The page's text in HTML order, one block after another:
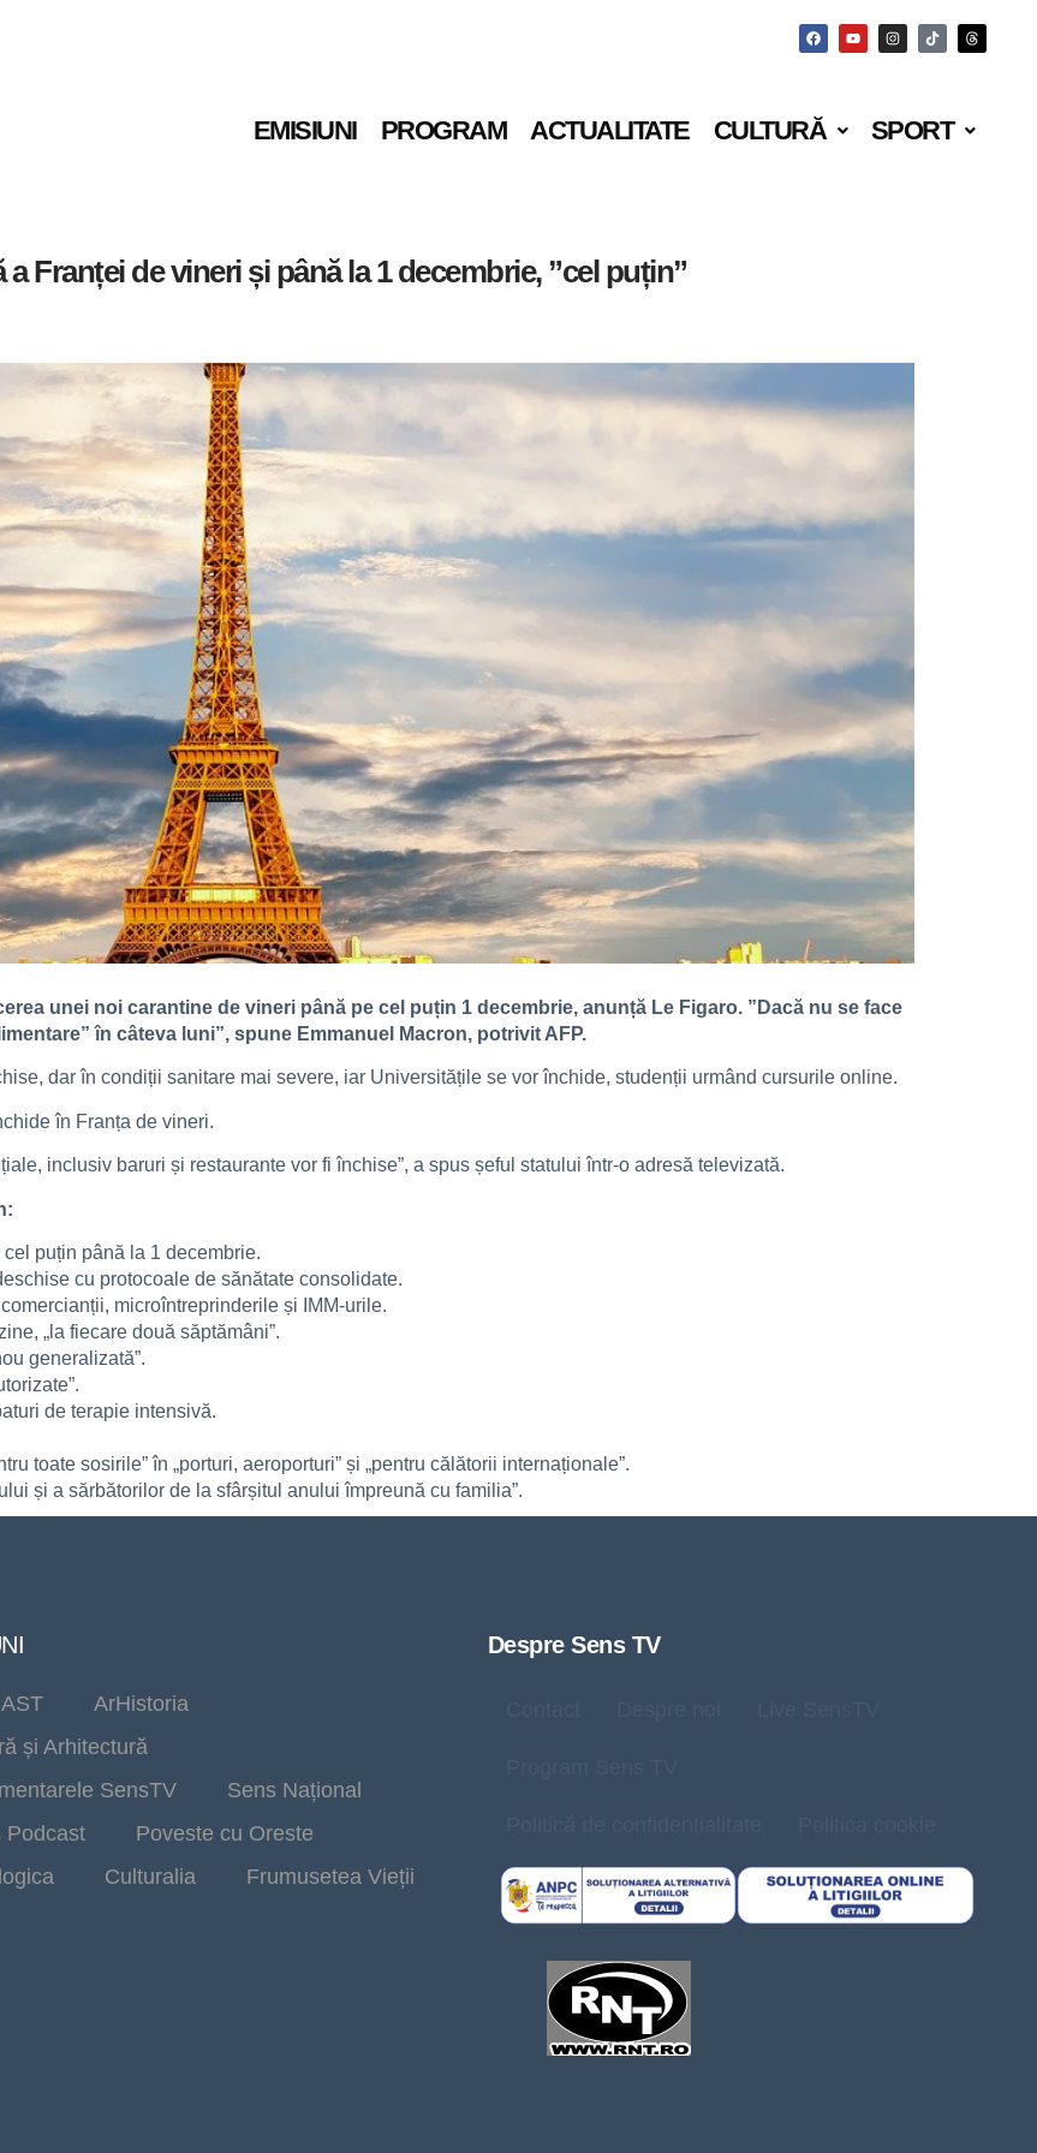
EMISIUNI PROGRAM ACTUALITATE CULTURĂ SPORT
Franței de vineri și până la 1 decembrie, ”cel puțin”
unei noi carantine de vineri până pe cel puțin 1 decembrie, anunță Le Figaro. ”Dacă nu se face
în câteva luni”, spune Emmanuel Macron, potrivit AFP.
dar în condiții sanitare mai severe, iar Universitățile se vor închide, studenții urmând cursurile online.
în Franța de vineri.
inclusiv baruri și restaurante vor fi închise”, a spus șeful statului într-o adresă televizată.
puțin până la 1 decembrie.
cu protocoale de sănătate consolidate.
microîntreprinderile și IMM-urile.
„la fiecare două săptămâni”.
generalizată”.
de terapie intensivă.
toate sosirile” în „porturi, aeroporturi” și „pentru călătorii internaționale”.
și a sărbătorilor de la sfârșitul anului împreună cu familia”.
ArHistoria
și Arhitectură
SensTV
Sens Național
Podcast
Poveste cu Oreste
Culturalia Frumusetea Vieții
Despre Sens TV